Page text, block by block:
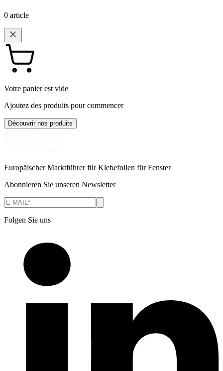
0 article
Votre panier est vide
Ajoutez des produits pour commencer
Découvrir nos produits
Europäischer Marktführer für Klebefolien für Fenster
Abonnieren Sie unseren Newsletter
Folgen Sie uns